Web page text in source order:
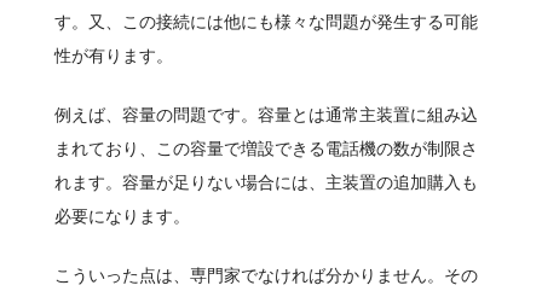
す。又、この接続には他にも様々な問題が発生する可能
性が有ります。
例えば、容量の問題です。容量とは通常主装置に組み込
まれており、この容量で増設できる電話機の数が制限さ
れます。容量が足りない場合には、主装置の追加購入も
必要になります。
こういった点は、専門家でなければ分かりません。その